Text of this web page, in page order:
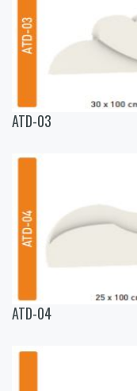
ATD-03
ATD-04